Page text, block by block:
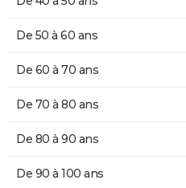
De 50 à 60 ans
De 60 à 70 ans
De 70 à 80 ans
De 80 à 90 ans
De 90 à 100 ans